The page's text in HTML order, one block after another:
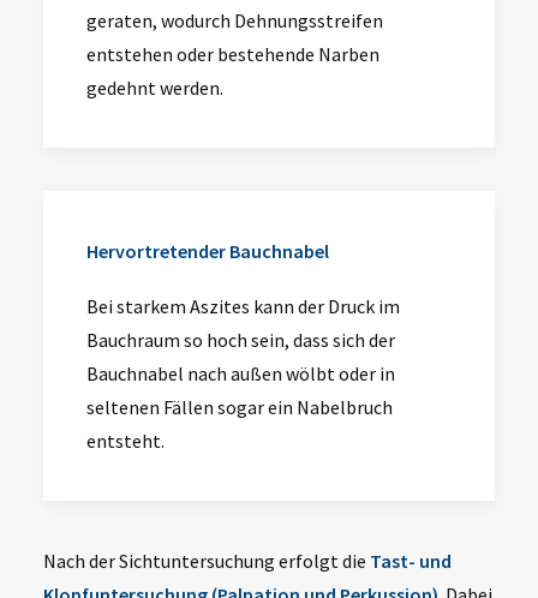
geraten, wodurch Dehnungsstreifen
entstehen oder bestehende Narben
gedehnt werden.
Hervortretender Bauchnabel
Bei starkem Aszites kann der Druck im
Bauchraum so hoch sein, dass sich der
Bauchnabel nach außen wölbt oder in
seltenen Fällen sogar ein Nabelbruch
entsteht.
Nach der Sichtuntersuchung erfolgt die Tast- und